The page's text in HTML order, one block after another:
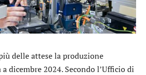
delle attese la produzione
dicembre 2024. Secondo l’Ufficio di